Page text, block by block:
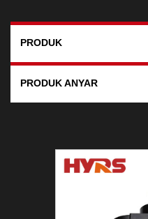
PRODUK
PRODUK ANYAR